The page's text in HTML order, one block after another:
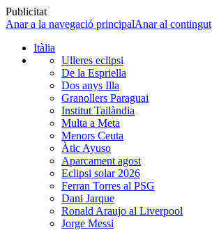
Publicitat
Anar a la navegació principalAnar al contingut
Itàlia
Ulleres eclipsi
De la Espriella
Dos anys Illa
Granollers Paraguai
Institut Tailàndia
Multa a Meta
Menors Ceuta
Àtic Ayuso
Aparcament agost
Eclipsi solar 2026
Ferran Torres al PSG
Dani Jarque
Ronald Araujo al Liverpool
Jorge Messi